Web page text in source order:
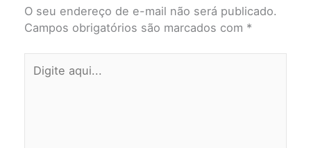
O seu endereço de e-mail não será publicado.
Campos obrigatórios são marcados com *
aqui...